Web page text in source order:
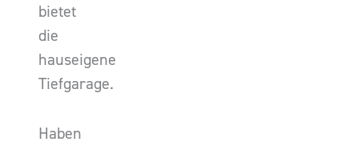
bietet
die
hauseigene
Tiefgarage.
Haben